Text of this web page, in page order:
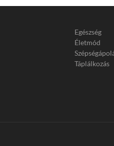
Egészség
Életmód
Táplálkozás